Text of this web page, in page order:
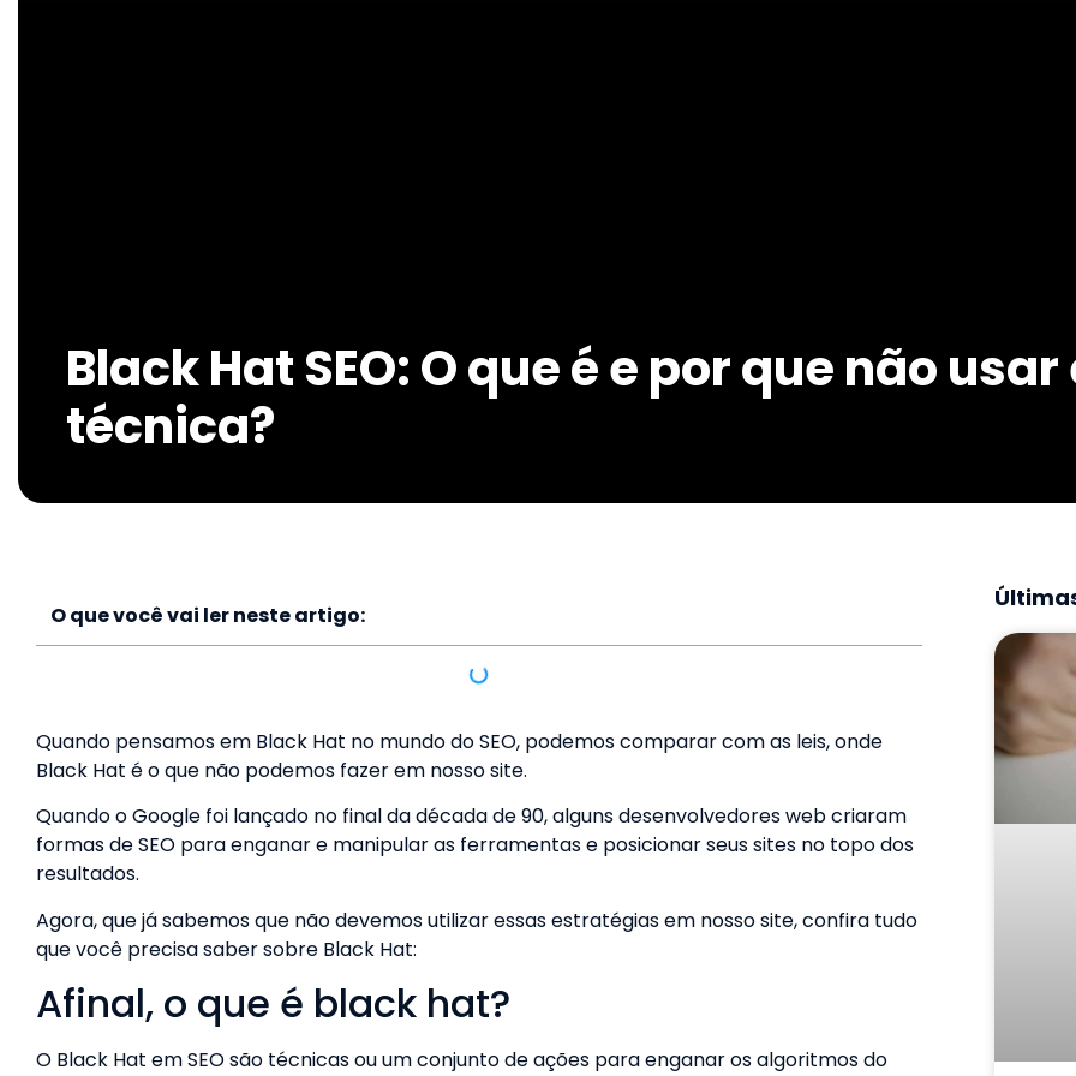
Black Hat SEO: O que é e por que não
técnica?
O que você vai ler neste artigo:
Quando pensamos em Black Hat no mundo do SEO, podemos comparar com as leis, onde
Black Hat é o que não podemos fazer em nosso site.
Quando o Google foi lançado no final da década de 90, alguns desenvolvedores web criaram
formas de SEO para enganar e manipular as ferramentas e posicionar seus sites no topo dos
resultados.
Agora, que já sabemos que não devemos utilizar essas estratégias em nosso site, confira tudo
que você precisa saber sobre Black Hat:
Afinal, o que é black hat?
O Black Hat em SEO são técnicas ou um conjunto de ações para enganar os algoritmos do